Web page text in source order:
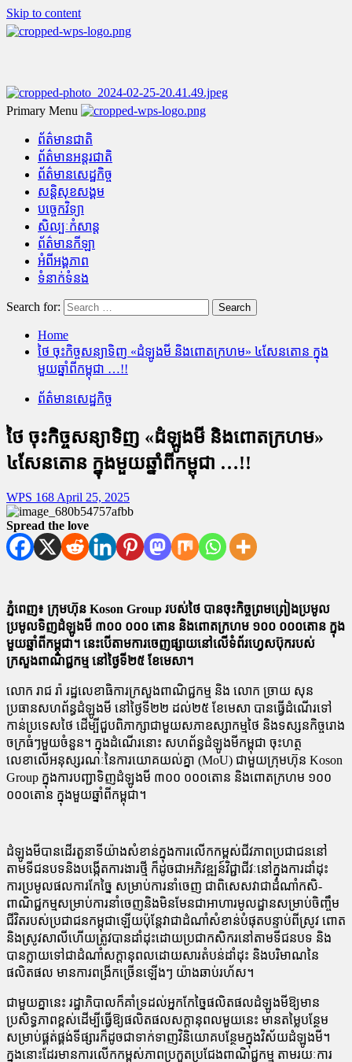
Skip to content
Primary Menu
ព័ត៌មានជាតិ
ព័ត៌មានអន្តរជាតិ
ព័ត៌មានសេដ្ឋកិច្ច
សន្តិសុខសង្គម
បច្ចេកវិទ្យា
សិល្បៈកំសាន្ត
ព័ត៌មានកីឡា
អំពីអង្គភាព
ទំនាក់ទំនង
Search for:
Home
ថៃ ចុះកិច្ចសន្យាទិញ «ដំឡូងមី និងពោតក្រហម» ៤សែនតោន ក្នុង
មួយឆ្នាំពីកម្ពុជា …!!
ព័ត៌មានសេដ្ឋកិច្ច
ថៃ ចុះកិច្ចសន្យាទិញ «ដំឡូងមី និងពោតក្រហម»
៤សែនតោន ក្នុងមួយឆ្នាំពីកម្ពុជា …!!
WPS 168 April 25, 2025
Spread the love
ភ្នំពេញ៖ ក្រុមហ៊ុន Koson Group របស់ថៃ បានចុះកិច្ចព្រមព្រៀងប្រមូល
ប្រមូលទិញដំឡូងមី ៣០០ ០០០ តោន និងពោតក្រហម ១០០ ០០០តោន ក្នុង
មួយឆ្នាំពីកម្ពុជា។ នេះបើតាមការចេញផ្សាយនៅលើទំព័រហ្វេសប៊ុករបស់
ក្រសួងពាណិជ្ជកម្ម នៅថ្ងៃទី២៥ ខែមេសា។
លោក រាជ រ៉ា រដ្ឋលេខាធិការក្រសួងពាណិជ្ជកម្ម និង លោក ច្រាយ សុន
ប្រធានសហព័ន្ធដំឡូងមី នៅថ្ងៃទី២២ ដល់២៥ ខែមេសា បានធ្វើដំណើរទៅ
កាន់ប្រទេសថៃ ដើម្បីជួបពិភាក្សាជាមួយសភាឧស្សាកម្មថៃ និងទស្សនកិច្ចរោង
ចក្រធំៗមួយចំនួន។ ក្នុងដំណើរនោះ សហព័ន្ធដំឡូងមីកម្ពុជា ចុះហត្ថ
លេខាលើអនុស្សរណៈនៃការយោគយល់គ្នា (MoU) ជាមួយក្រុមហ៊ុន Koson
Group ក្នុងការបញ្ជាទិញដំឡូងមី ៣០០ ០០០តោន និងពោតក្រហម ១០០
០០០តោន ក្នុងមួយឆ្នាំពីកម្ពុជា។
ដំឡូងមីបានដើរតួនាទីយ៉ាងសំខាន់ក្នុងការលើកកម្ពស់ជីវភាពប្រជាជននៅ
តាមទីជនបទនិងបង្កើតការងារថ្មី ក៏ដូចជាអភិវឌ្ឍន៍វិជ្ជាជីវៈនៅក្នុងការដាំដុះ
ការប្រមូលផលការកែច្នៃ សម្រាប់ការនាំចេញ ជាពិសេសវាជាដំណាំកសិ-
ពាណិជ្ជកម្មសម្រាប់ការនាំចេញនិងមិនមែនជាអាហារមូលដ្ឋានសម្រាប់ចិញ្ចឹម
ជីវិតរបស់ប្រជាជនកម្ពុជាឡើយប៉ុន្តែវាជាដំណាំសំខាន់បំផុតបន្ទាប់ពីស្រូវ ពោត
និងស្រូវសាលីហើយត្រូវបានដាំដុះដោយប្រជាកសិករនៅតាមទីជនបទ និង
បានក្លាយទៅជាដំណាំសក្តានុពលដោយសារតំបន់ដាំដុះ និងបរិមាណនៃ
ផលិតផល មានការពង្រីកច្រើនឡើងៗ យ៉ាងឆាប់រហ័ស។
ជាមួយគ្នានេះ រដ្ឋាភិបាលក៏គាំទ្រដល់អ្នកកែច្នៃផលិតផលដំឡូងមីឱ្យមាន
ប្រសិទ្ធភាពខ្ពស់ដើម្បីធ្វើឱ្យផលិតផលសក្ដានុពលមួយនេះ មានតម្លៃបន្ថែម
សម្រាប់ផ្គត់ផ្គង់ទីផ្សារក៏ដូចជាទាក់ទាញវិនិយោគបន្ថែមក្នុងវិស័យដំឡូងមី។
ក្នុងនោះដែរមានការលើកកម្ពស់ភាពប្រកួតប្រជែងពាណិជ្ជកម្ម តាមរយៈការ